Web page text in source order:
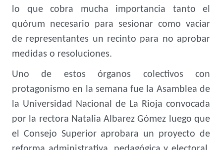
lo que cobra mucha importancia tanto el
quórum necesario para sesionar como vaciar
de representantes un recinto para no aprobar
medidas o resoluciones.
Uno de estos órganos colectivos con
protagonismo en la semana fue la Asamblea de
la Universidad Nacional de La Rioja convocada
por la rectora Natalia Albarez Gómez luego que
el Consejo Superior aprobara un proyecto de